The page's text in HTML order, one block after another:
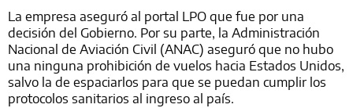
La empresa aseguró al portal LPO que fue por una
decisión del Gobierno. Por su parte, la Administración
Nacional de Aviación Civil (ANAC) aseguró que no hubo
una ninguna prohibición de vuelos hacia Estados Unidos,
salvo la de espaciarlos para que se puedan cumplir los
protocolos sanitarios al ingreso al país.